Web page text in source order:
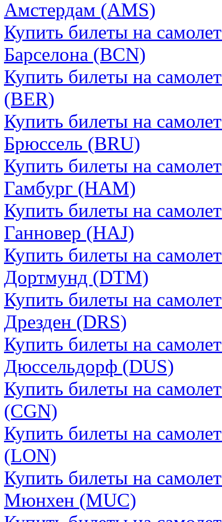
Амстердам (AMS)
Купить билеты на
Барселона (BCN)
Купить билеты на
(BER)
Купить билеты на
Брюссель (BRU)
Купить билеты на
Гамбург (HAM)
Купить билеты на
Ганновер (HAJ)
Купить билеты на
Дортмунд (DTM)
Купить билеты на
Дрезден (DRS)
Купить билеты на
Дюссельдорф (DUS)
Купить билеты на
(CGN)
Купить билеты на
(LON)
Купить билеты на
Мюнхен (MUC)